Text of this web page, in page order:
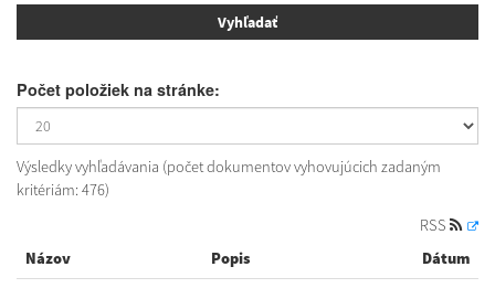
Počet položiek na stránke:
Výsledky vyhľadávania (počet dokumentov vyhovujúcich zadaným
kritériám: 476)
RSS
Názov
Popis Dátum